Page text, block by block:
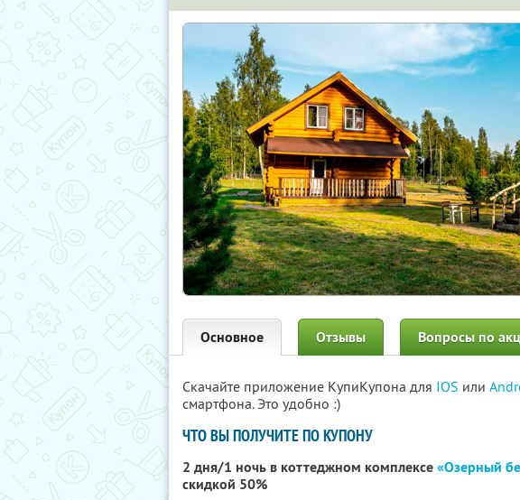
Основное Отзывы Вопросы по
Скачайте приложение КупиКупона для IOS или
смартфона. Это удобно :)
ЧТО ВЫ ПОЛУЧИТЕ ПО КУПОНУ
2 дня/1 ночь в коттеджном комплексе«Озерный
скидкой 50%